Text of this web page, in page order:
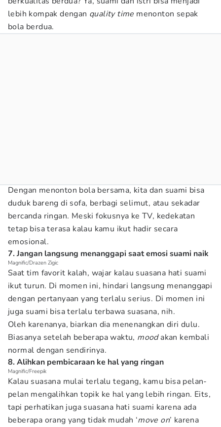
lebih kompak dengan quality time menonton sepak
bola berdua.
Dengan menonton bola bersama, kita dan suami bisa
duduk bareng di sofa, berbagi selimut, atau sekadar
bercanda ringan. Meski fokusnya ke TV, kedekatan
tetap bisa terasa kalau kamu ikut hadir secara
emosional.
7. Jangan langsung menanggapi saat emosi suami naik
Magnific/Drazen Zigic
Saat tim favorit kalah, wajar kalau suasana hati suami
ikut turun. Di momen ini, hindari langsung menanggapi
dengan pertanyaan yang terlalu serius. Di momen ini
juga suami bisa terlalu terbawa suasana, nih.
Oleh karenanya, biarkan dia menenangkan diri dulu.
Biasanya setelah beberapa waktu, moodakan kembali
normal dengan sendirinya.
8. Alihkan pembicaraan ke hal yang ringan
Magnific/Freepik
Kalau suasana mulai terlalu tegang, kamu bisa pelan-
pelan mengalihkan topik ke hal yang lebih ringan. Eits,
tapi perhatikan juga suasana hati suami karena ada
beberapa orang yang tidak mudah ‘move on’ karena